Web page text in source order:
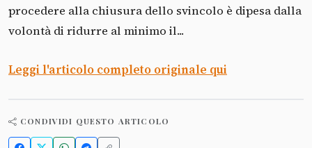
procedere alla chiusura dello svincolo è dipesa dalla
volontà di ridurre al minimo il...
Leggi l'articolo completo originale qui
CONDIVIDI QUESTO ARTICOLO